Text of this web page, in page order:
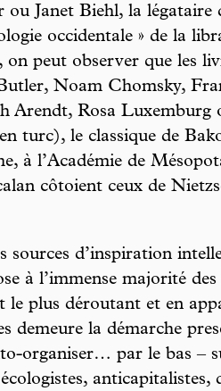
Janet Biehl, la légataire
occidentale » de la
peut observer que les
Noam Chomsky,
Arendt, Rosa Luxemburg
turc), le classique de
à l’Académie de
côtoient ceux de
sources d’inspiration
à l’immense majorité
le plus déroutant et en
demeure la démarche
organiser… par le bas –
anticapitalistes,